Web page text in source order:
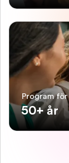
Program för
50+ år